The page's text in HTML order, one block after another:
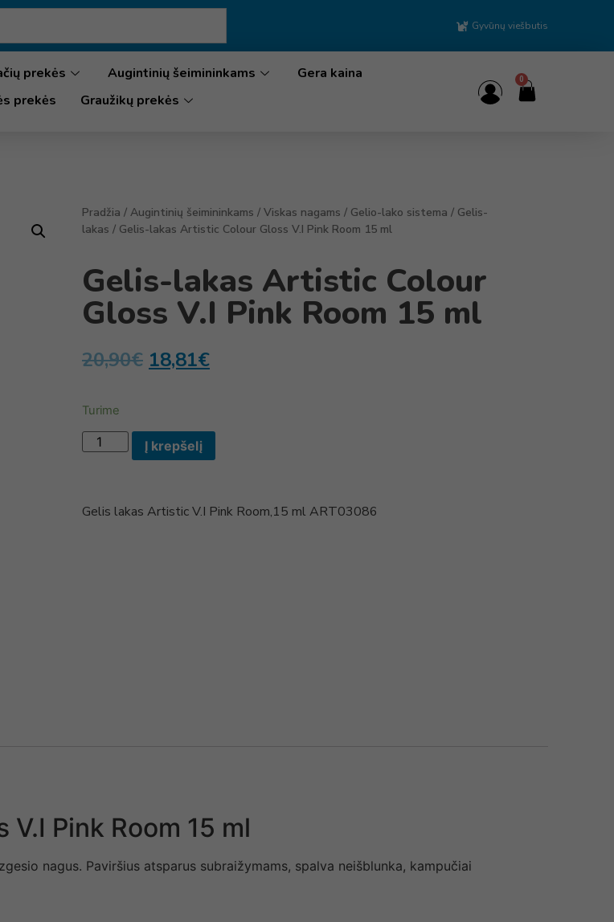
Gyvūnų viešbutis
prekės Augintinių šeimininkams
Gera kaina
prekės
Graužikų prekės
0
Pradžia / Augintinių šeimininkams / Viskas nagams / Gelio-lako sistema / Gelis-
lakas / Gelis-lakas Artistic Colour Gloss V.I Pink Room 15 ml
Gelis-lakas Artistic Colour
Gloss V.I Pink Room 15 ml
20,90€ 18,81€
Turime
Į krepšelį
Gelis lakas Artistic V.I Pink Room,15 ml ART03086
Pink Room 15 ml
nagus. Paviršius atsparus subraižymams, spalva neišblunka, kampučiai